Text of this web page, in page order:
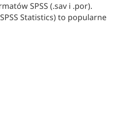
SPSS (.sav i .por).
Statistics) to popularne